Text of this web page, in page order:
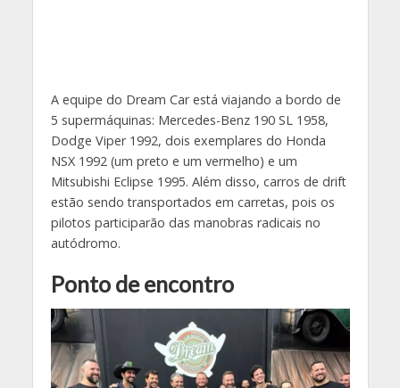
A equipe do Dream Car está viajando a bordo de
5 supermáquinas: Mercedes-Benz 190 SL 1958,
Dodge Viper 1992, dois exemplares do Honda
NSX 1992 (um preto e um vermelho) e um
Mitsubishi Eclipse 1995. Além disso, carros de drift
estão sendo transportados em carretas, pois os
pilotos participarão das manobras radicais no
autódromo.
Ponto de encontro